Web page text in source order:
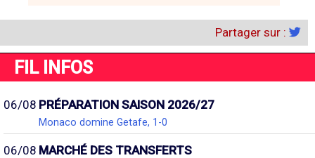
Partager sur :
FIL INFOS
06/08 PRÉPARATION SAISON 2026/27
Monaco domine Getafe, 1-0
06/08 MARCHÉ DES TRANSFERTS